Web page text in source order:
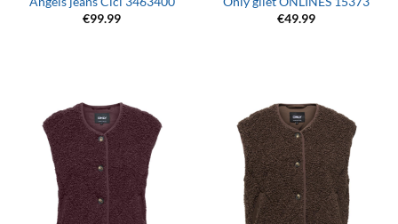
€99.99
€49.99